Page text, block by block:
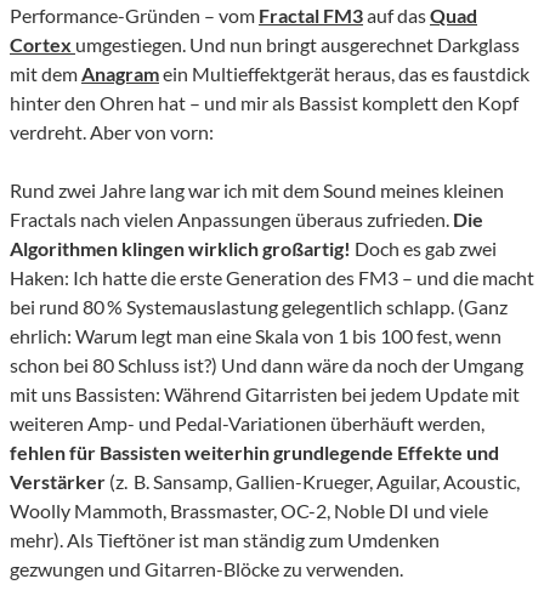
Performance-Gründen – vom Fractal FM3auf dasQuad
Cortex umgestiegen. Und nun bringt ausgerechnet Darkglass
mit demAnagramein Multieffektgerät heraus, das es faustdick
hinter den Ohren hat – und mir als Bassist komplett den Kopf
verdreht. Aber von vorn:
Rund zwei Jahre lang war ich mit dem Sound meines kleinen
Fractals nach vielen Anpassungen überaus zufrieden. Die
Algorithmen klingen wirklich großartig! Doch es gab zwei
Haken: Ich hatte die erste Generation des FM3 – und die macht
bei rund 80 % Systemauslastung gelegentlich schlapp. (Ganz
ehrlich: Warum legt man eine Skala von 1 bis 100 fest, wenn
schon bei 80 Schluss ist?) Und dann wäre da noch der Umgang
mit uns Bassisten: Während Gitarristen bei jedem Update mit
weiteren Amp- und Pedal-Variationen überhäuft werden,
fehlen für Bassisten weiterhin grundlegende Effekte und
Verstärker (z. B. Sansamp, Gallien-Krueger, Aguilar, Acoustic,
Woolly Mammoth, Brassmaster, OC-2, Noble DI und viele
mehr). Als Tieftöner ist man ständig zum Umdenken
gezwungen und Gitarren-Blöcke zu verwenden.